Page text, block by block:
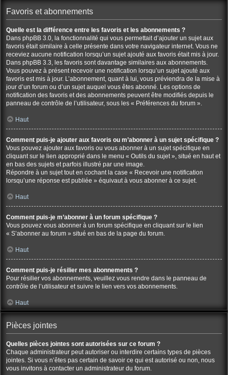
Favoris et abonnements
Quelle est la différence entre les favoris et les abonnements ?
Dans phpBB 3.0, la fonctionnalité qui vous permettait d’ajouter un sujet aux
favoris était similaire à celle présente dans votre navigateur internet. Vous ne
receviez aucune notification lorsqu’un sujet ajouté aux favoris était mis à jour.
Dans phpBB 3.3, les favoris sont davantage similaires aux abonnements.
Vous pouvez à présent recevoir une notification lorsqu’un sujet ajouté aux
favoris est mis à jour. L’abonnement, quant à lui, vous préviendra de la mise à
jour d’un forum ou d’un sujet auquel vous êtes abonné. Les options de
notification des favoris et des abonnements peuvent être modifiés depuis le
panneau de contrôle de l’utilisateur, sous les « Préférences du forum ».
Haut
Comment puis-je ajouter aux favoris ou m’abonner à un sujet spécifique ?
Vous pouvez ajouter aux favoris ou vous abonner à un sujet spécifique en
cliquant sur le lien approprié dans le menu « Outils du sujet », situé en haut et
en bas des sujets et parfois illustré par une image.
Répondre à un sujet tout en cochant la case « Recevoir une notification
lorsqu’une réponse est publiée » équivaut à vous abonner à ce sujet.
Haut
Comment puis-je m’abonner à un forum spécifique ?
Vous pouvez vous abonner à un forum spécifique en cliquant sur le lien
« S’abonner au forum » situé en bas de la page du forum.
Haut
Comment puis-je résilier mes abonnements ?
Pour résilier vos abonnements, veuillez vous rendre dans le panneau de
contrôle de l’utilisateur et suivre le lien vers vos abonnements.
Haut
Pièces jointes
Quelles pièces jointes sont autorisées sur ce forum ?
Chaque administrateur peut autoriser ou interdire certains types de pièces
jointes. Si vous n’êtes pas certain de savoir ce qui est autorisé ou non, nous
vous invitons à contacter un administrateur du forum.